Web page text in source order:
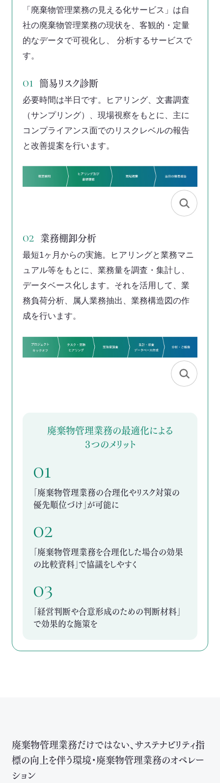
「廃棄物管理業務の見える化サービス」は自
社の廃棄物管理業務の現状を、客観的・定量
的なデータで可視化し、 分析するサービスで
す。
01 簡易リスク診断
必要時間は半日です。ヒアリング、文書調査
（サンプリング）、現場視察をもとに、主に
コンプライアンス面でのリスクレベルの報告
と改善提案を行います。
02 業務棚卸分析
最短1ヶ月からの実施。ヒアリングと業務マニ
ュアル等をもとに、業務量を調査・集計し、
データベース化します。それを活用して、業
務負荷分析、属人業務抽出、業務構造図の作
成を行います。
廃棄物管理業務の最適化による
３つのメリット
01
「廃棄物管理業務の合理化やリスク対策の
優先順位づけ」が可能に
02
「廃棄物管理業務を合理化した場合の効果
の比較資料」で協議をしやすく
03
「経営判断や合意形成のための判断材料」
で効果的な施策を
廃棄物管理業務だけではない、サステナビリティ指
標の向上を伴う環境・廃棄物管理業務のオペレー
ション